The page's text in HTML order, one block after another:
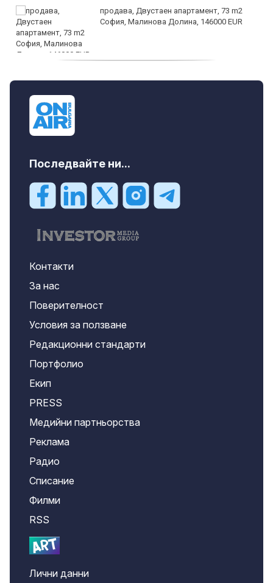
продава, Двустаен апартамент, 73 m2
София, Малинова Долина, 146000 EUR
Последвайте ни...
Контакти
За нас
Поверителност
Условия за ползване
Редакционни стандарти
Портфолио
Екип
PRESS
Медийни партньорства
Реклама
Радио
Списание
Филми
RSS
Лични данни